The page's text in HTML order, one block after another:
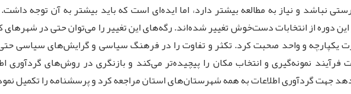
نباشد و نیاز به مطالعه بیشتر دارد، اما ایده‌ای است که باید بیشتر به آن توجه
دوره از انتخابات دست‌خوش تغییر شده‌اند. رگه‌های این تغییر را می‌توان حتی در شهرهای
یکپارچه و واحد صحبت کرد. تکثر و تفاوت را در فرهنگ سیاسی و گرایش‌های سیاسی
نمونه‌گیری و انتخاب مکان را پیچیده‌تر می‌کند و بازنگری در روش‌های گردآوری
جهت گردآوری اطلاعات به همه شهرستان‌های استان مراجعه کرد و پرسشنامه را تکمیل